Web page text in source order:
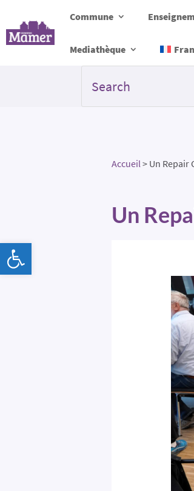
Commune
Mediathèque
Accueil> Un Repair
Un
Ouvrir la barre d’outils